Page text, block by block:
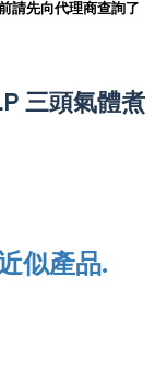
請先向代理商查詢了
三頭氣體煮
似產品.